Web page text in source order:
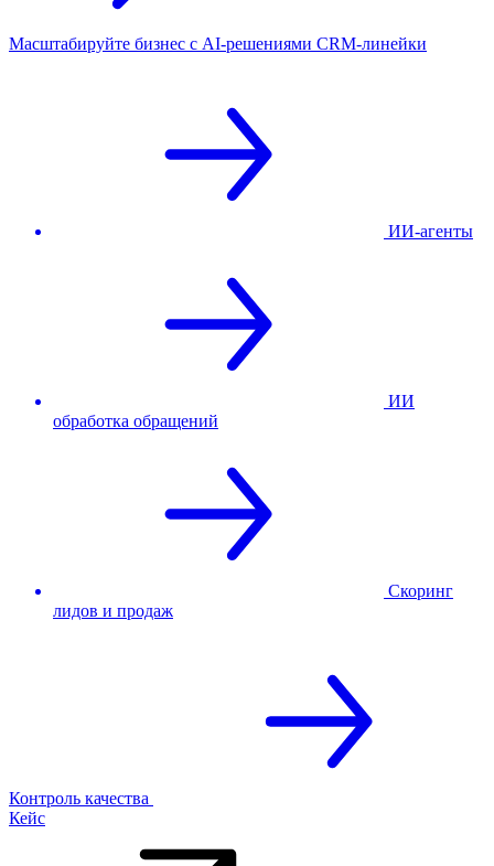
Масштабируйте бизнес с AI‑решениями CRM‑линейки
ИИ-агенты
ИИ
обработка обращений
Скоринг
лидов и продаж
Контроль качества
Кейс